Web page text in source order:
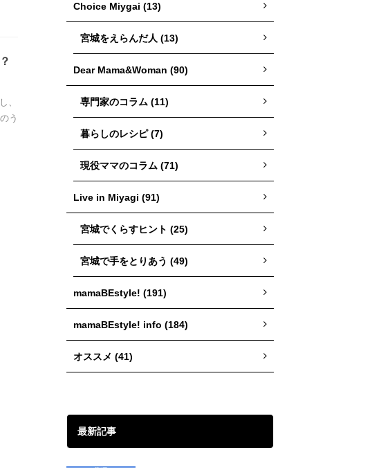
う
Choice Miygai (13)
宮城をえらんだ人 (13)
Dear Mama&Woman (90)
専門家のコラム (11)
暮らしのレシピ (7)
現役ママのコラム (71)
Live in Miyagi (91)
宮城でくらすヒント (25)
宮城で手をとりあう (49)
mamaBEstyle! (191)
mamaBEstyle! info (184)
オススメ (41)
最新記事